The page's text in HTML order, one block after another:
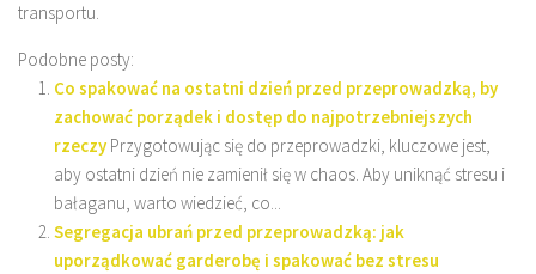
transportu.
Podobne posty:
Co spakować na ostatni dzień przed przeprowadzką, by
zachować porządek i dostęp do najpotrzebniejszych
rzeczy Przygotowując się do przeprowadzki, kluczowe jest,
aby ostatni dzień nie zamienił się w chaos. Aby uniknąć stresu i
bałaganu, warto wiedzieć, co...
Segregacja ubrań przed przeprowadzką: jak
uporządkować garderobę i spakować bez stresu